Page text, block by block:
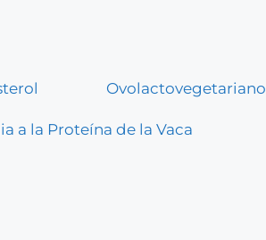
Ovolactovegetariano
a la Proteína de la Vaca